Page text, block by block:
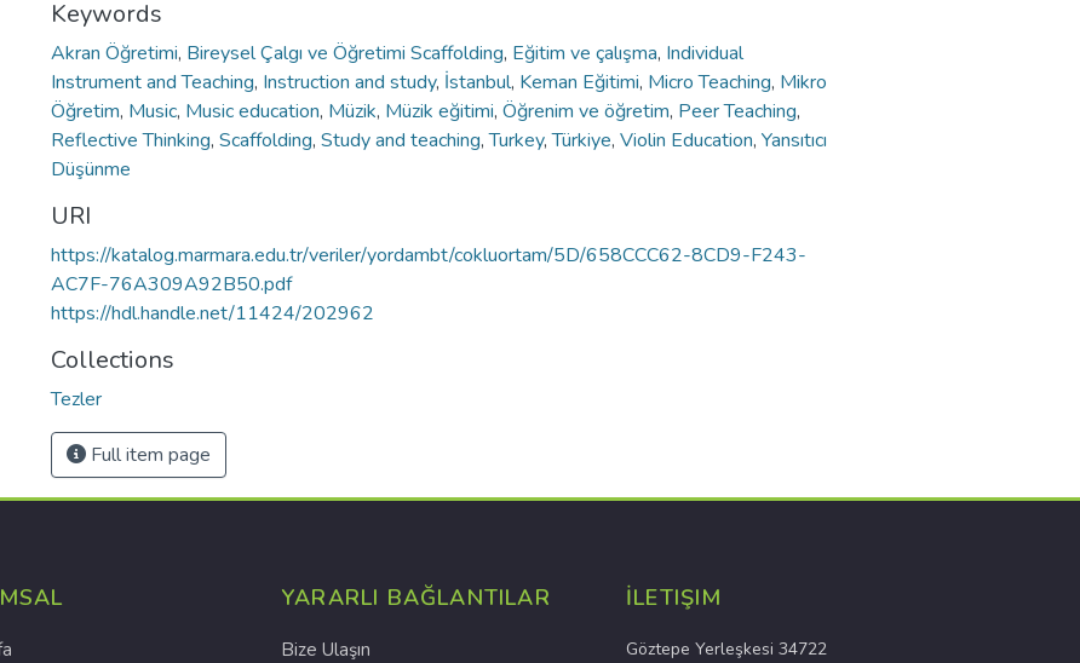
Keywords
Akran Öğretimi, Bireysel Çalgı ve Öğretimi Scaffolding, Eğitim ve çalışma, Individual
Instrument and Teaching, Instruction and study, İstanbul, Keman Eğitimi, Micro Teaching, Mikro
Öğretim, Music, Music education, Müzik, Müzik eğitimi, Öğrenim ve öğretim, Peer Teaching,
Reflective Thinking, Scaffolding, Study and teaching,Turkey,Türkiye, Violin Education, Yansıtıcı
Düşünme
URI
https://katalog.marmara.edu.tr/veriler/yordambt/cokluortam/5D/658CCC62-8CD9-F243-
AC7F-76A309A92B50.pdf
https://hdl.handle.net/11424/202962
Collections
Tezler
Full item page
YARARLI BAĞLANTILAR
Bize Ulaşın
İLETIŞIM
Göztepe Yerleşkesi 34722